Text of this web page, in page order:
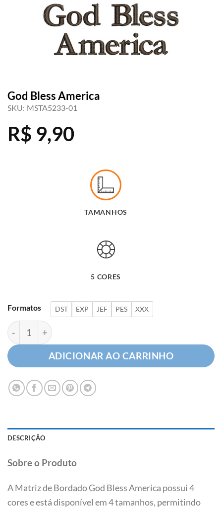
God Bless America
SKU: MSTA5233-01
R$ 9,90
TAMANHOS
5 CORES
Formatos DST EXP JEF PES XXX
God Bless America quantidade
ADICIONAR AO CARRINHO
DESCRIÇÃO
Sobre o Produto
A Matriz de Bordado God Bless America possui 4
cores e está disponível em 4 tamanhos, permitindo